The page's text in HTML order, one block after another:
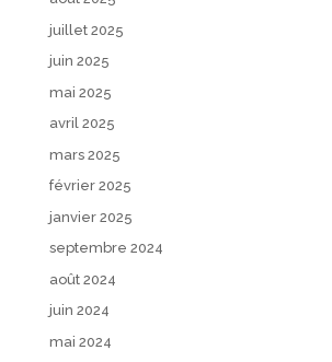
juillet 2025
juin 2025
mai 2025
avril 2025
mars 2025
février 2025
janvier 2025
septembre 2024
août 2024
juin 2024
mai 2024